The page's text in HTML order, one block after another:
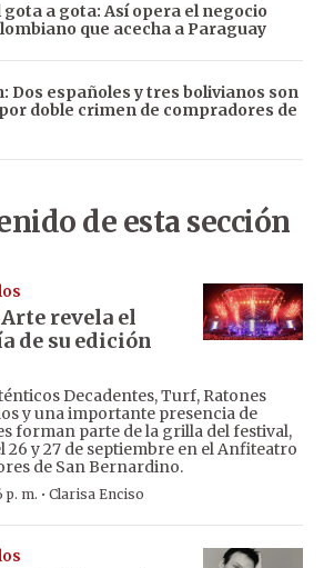
a gota: Así opera el negocio
que acecha a Paraguay
Dos españoles y tres bolivianos son
doble crimen de compradores de
de esta sección
revela el
de su edición
Decadentes, Turf, Ratones
y una importante presencia de
forman parte de la grilla del festival,
26 y 27 de septiembre en el Anfiteatro
de San Bernardino.
p. m. · Clarisa Enciso